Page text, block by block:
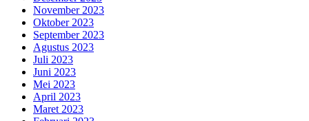
November 2023
Oktober 2023
September 2023
Agustus 2023
Juli 2023
Juni 2023
Mei 2023
April 2023
Maret 2023